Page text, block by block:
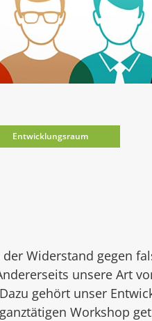
Entwicklungsraum
Widerstand gegen
unsere Art
gehört unser
Workshop